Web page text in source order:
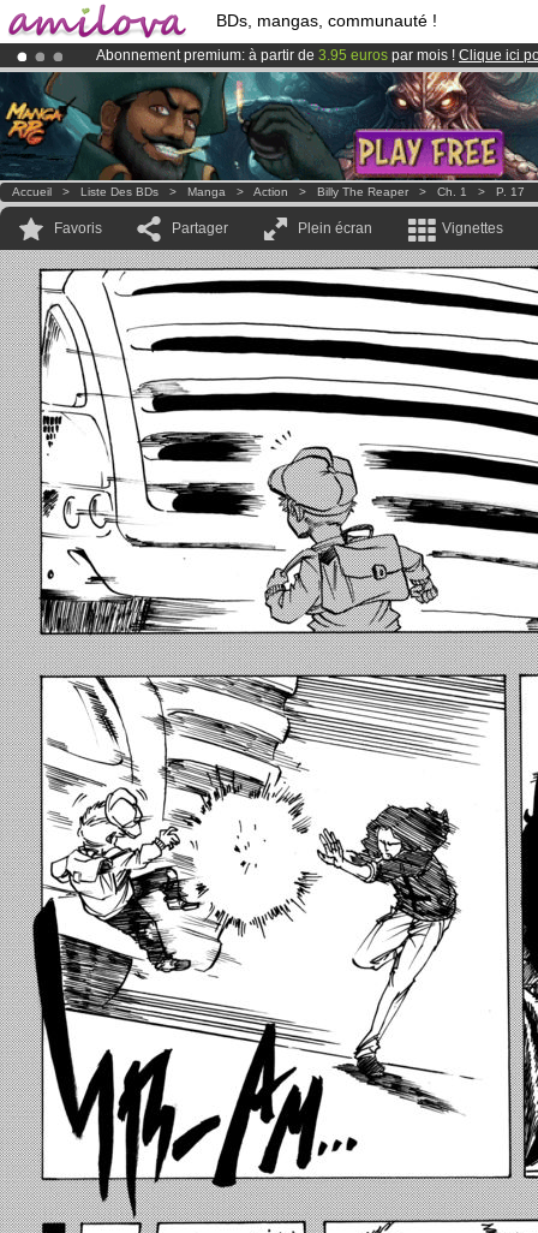
BDs, mangas, communauté !
Abonnement premium: à partir de 3.95 euros par mois ! Clique ici
Déjà 134393membreset 1208BDs & Mangas!
LeKickstarter Amilova est désormais lancé
Accueil > Liste Des BDs > Manga > Action > Billy The Reaper > Ch. 1 > P. 17
Favoris Partager Plein écran Vignettes